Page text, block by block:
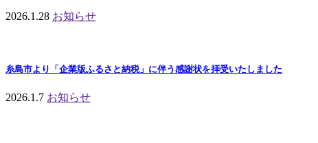
2026.1.28 お知らせ
糸島市より「企業版ふるさと納税」に伴う感謝状を拝受いたしました
2026.1.7 お知らせ